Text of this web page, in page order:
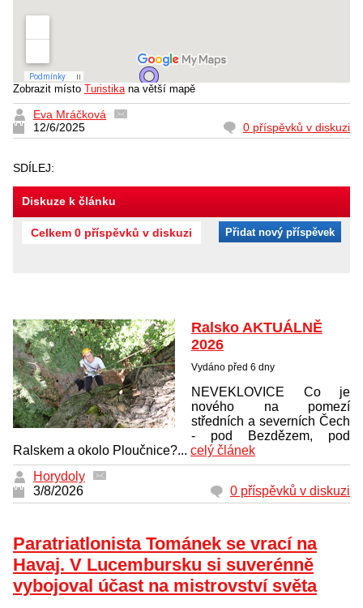
Zobrazit místo Turistika na větší mapě
Eva Mráčková
12/6/2025
0 příspěvků v diskuzi
SDÍLEJ:
Diskuze k článku
Celkem 0 příspěvků v diskuzi Přidat nový příspěvek
Ralsko AKTUÁLNĚ
2026
Vydáno před 6 dny
NEVEKLOVICE Co je
nového na pomezí
středních a severních Čech
- pod Bezdězem, pod
Ralskem a okolo Ploučnice?... celý článek
Horydoly
3/8/2026
0 příspěvků v diskuzi
Paratriatlonista Tománek se vrací na
Havaj. V Lucembursku si suverénně
vybojoval účast na mistrovství světa